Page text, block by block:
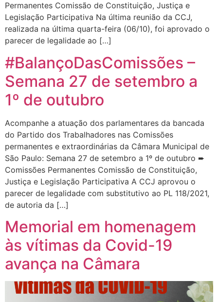
Permanentes Comissão de Constituição, Justiça e
Legislação Participativa Na última reunião da CCJ,
realizada na última quarta-feira (06/10), foi aprovado o
parecer de legalidade ao […]
#BalançoDasComissões –
Semana 27 de setembro a
1º de outubro
Acompanhe a atuação dos parlamentares da bancada
do Partido dos Trabalhadores nas Comissões
permanentes e extraordinárias da Câmara Municipal de
São Paulo: Semana 27 de setembro a 1º de outubro ➨
Comissões Permanentes Comissão de Constituição,
Justiça e Legislação Participativa A CCJ aprovou o
parecer de legalidade com substitutivo ao PL 118/2021,
de autoria da […]
Memorial em homenagem
às vítimas da Covid-19
avança na Câmara